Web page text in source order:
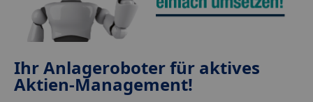
Ihr Anlageroboter für aktives
Aktien-Management!